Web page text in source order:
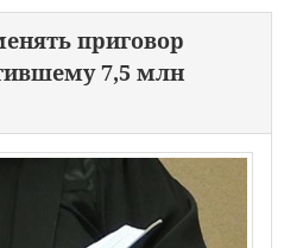
приговор
7,5 млн